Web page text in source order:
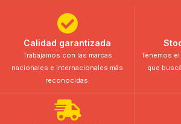
Calidad garantizada
Trabajamos con las marcas
nacionales e internacionales más
reconocidas.
Tenemos
que